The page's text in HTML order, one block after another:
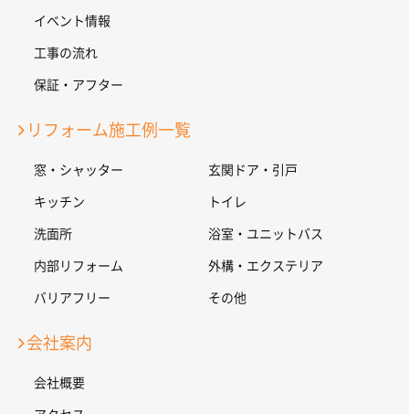
イベント情報
工事の流れ
保証・アフター
リフォーム施工例一覧
窓・シャッター 玄関ドア・引戸
キッチン トイレ
洗面所 浴室・ユニットバス
内部リフォーム 外構・エクステリア
バリアフリー その他
会社案内
会社概要